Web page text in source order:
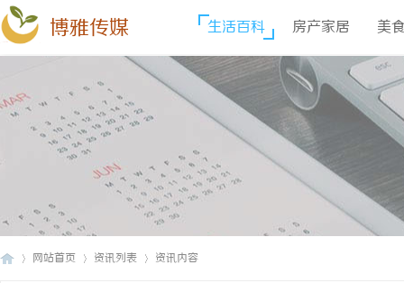
博雅传媒 生活百科 房产家居 美
网站首页 资讯列表 资讯内容